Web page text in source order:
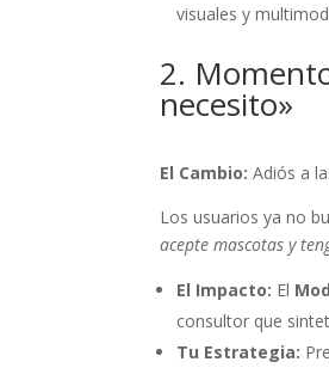
visuales y
2.
necesito»
El Cambio: Adiós a
Los usuarios ya no
acepte mascotas y
El Impacto: El
consultor que
Tu Estrategia: